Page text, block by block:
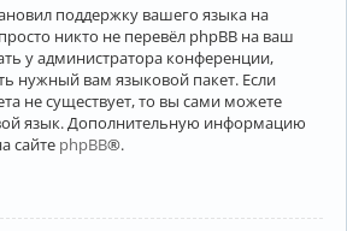
поддержку вашего языка на
никто не перевёл phpBB на ваш
у администратора конференции,
нужный вам языковой пакет. Если
не существует, то вы сами можете
язык. Дополнительную информацию
сайте phpBB®.